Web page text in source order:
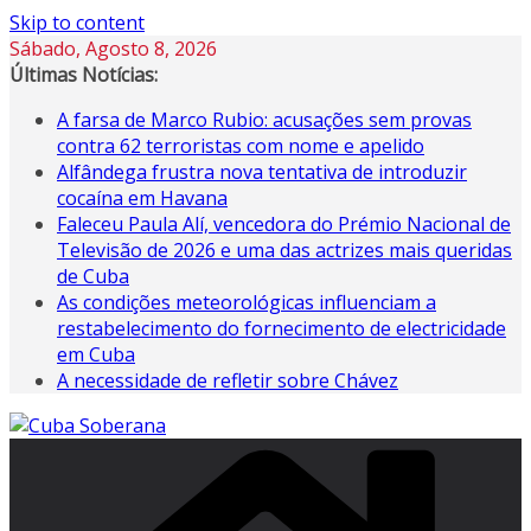
Skip to content
Sábado, Agosto 8, 2026
Últimas Notícias:
A farsa de Marco Rubio: acusações sem provas
contra 62 terroristas com nome e apelido
Alfândega frustra nova tentativa de introduzir
cocaína em Havana
Faleceu Paula Alí, vencedora do Prémio Nacional de
Televisão de 2026 e uma das actrizes mais queridas
de Cuba
As condições meteorológicas influenciam a
restabelecimento do fornecimento de electricidade
em Cuba
A necessidade de refletir sobre Chávez